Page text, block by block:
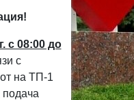
с 08:00 до
с
на ТП-1